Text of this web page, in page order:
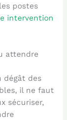
postes
intervention
attendre
dégât des
il ne faut
sécuriser,